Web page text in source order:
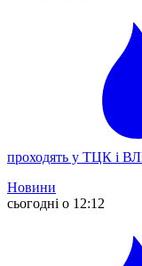
проходять у ТЦК і
Новини
сьогодні о 12:12